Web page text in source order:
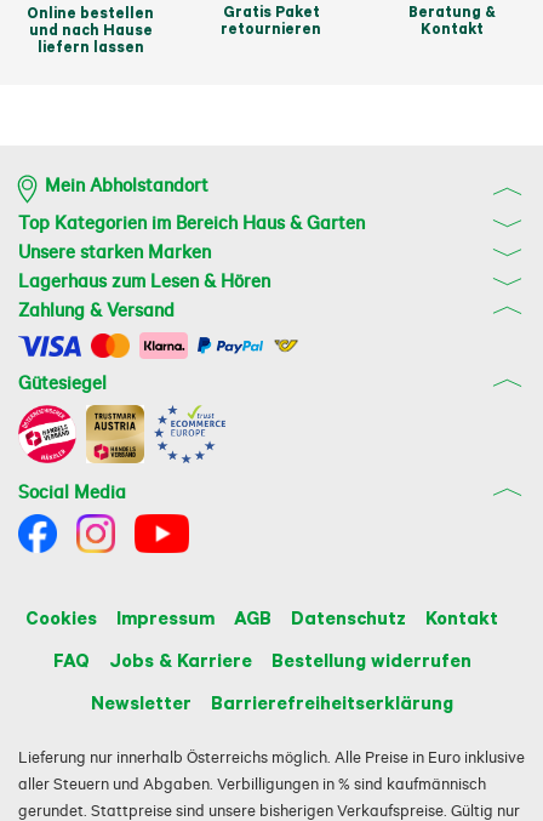
Online bestellen
und nach Hause
liefern lassen
Gratis Paket
retournieren
Beratung &
Kontakt
Mein Abholstandort
Top Kategorien im Bereich Haus & Garten
Unsere starken Marken
Lagerhaus zum Lesen & Hören
Zahlung & Versand
Gütesiegel
Social Media
Cookies Impressum AGB Datenschutz
Kontakt
FAQ
Jobs & Karriere
Bestellung widerrufen
Newsletter
Barrierefreiheitserklärung
Lieferung nur innerhalb Österreichs möglich. Alle Preise in Euro inklusive
aller Steuern und Abgaben. Verbilligungen in % sind kaufmännisch
gerundet. Stattpreise sind unsere bisherigen Verkaufspreise. Gültig nur